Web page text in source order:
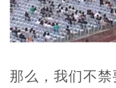
那么，我们不